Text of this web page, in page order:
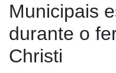
Municipais
durante o
Christi